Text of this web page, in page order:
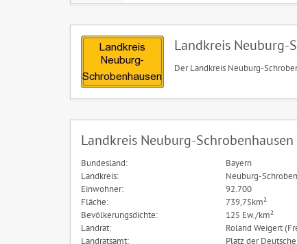
Landkreis Neuburg-
Der Landkreis Neuburg-
Landkreis Neuburg-
Bundesland:
Bayern
Landkreis:
Neuburg-
Einwohner:
92.700
Fläche:
739,75km²
Bevölkerungsdichte:
125 Ew./km²
Landrat:
Roland Weigert
Landratsamt:
Platz der